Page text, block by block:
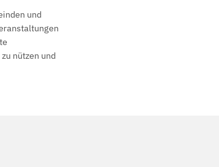
und
nützen und